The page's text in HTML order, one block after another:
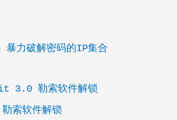
暴力破解密码的IP集合
3.0 勒索软件解锁
索软件解锁